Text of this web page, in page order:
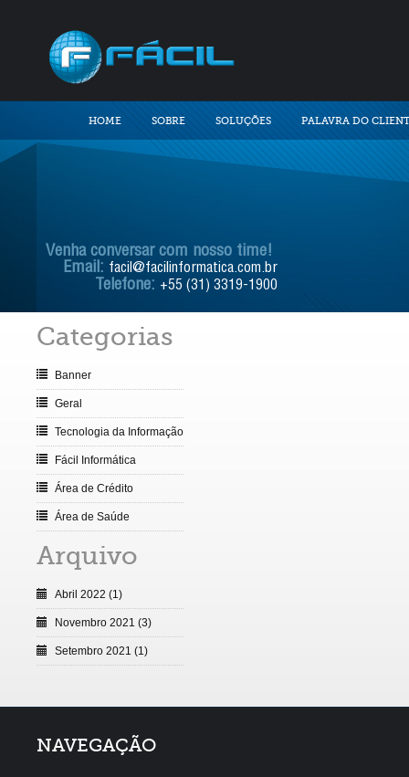
HOME SOBRE SOLUÇÕES PALAVRA DO
Venha conversar com nosso time!
Email: facil@facilinformatica.com.br
Telefone: +55 (31) 3319-1900
Categorias
Banner
Geral
Tecnologia da Informação
Fácil Informática
Área de Crédito
Área de Saúde
Arquivo
Abril 2022 (1)
Novembro 2021 (3)
Setembro 2021 (1)
NAVEGAÇÃO